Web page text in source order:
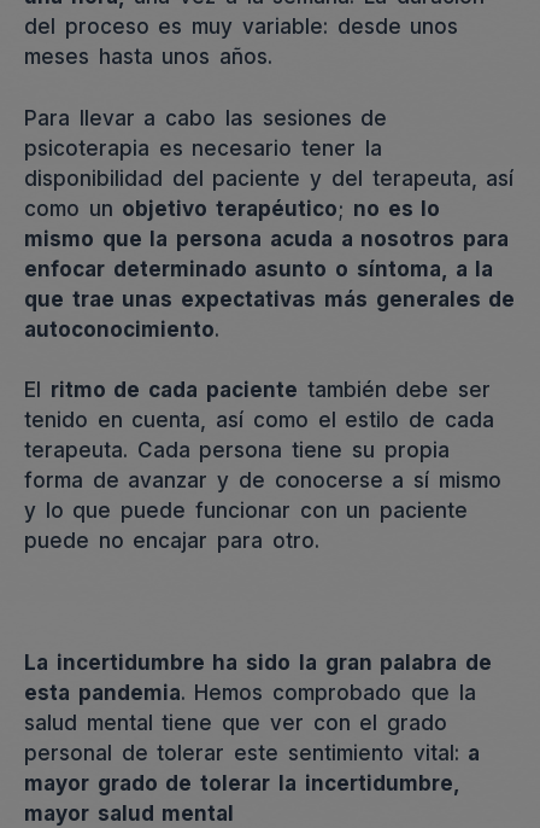
del proceso es muy variable: desde unos
meses hasta unos años.
Para llevar a cabo las sesiones de
psicoterapia es necesario tener la
disponibilidad del paciente y del terapeuta, así
como un objetivo terapéutico; no es lo
mismo que la persona acuda a nosotros para
enfocar determinado asunto o síntoma, a la
que trae unas expectativas más generales de
autoconocimiento.
El ritmo de cada paciente también debe ser
tenido en cuenta, así como el estilo de cada
terapeuta. Cada persona tiene su propia
forma de avanzar y de conocerse a sí mismo
y lo que puede funcionar con un paciente
puede no encajar para otro.
La incertidumbre ha sido la gran palabra de
esta pandemia. Hemos comprobado que la
salud mental tiene que ver con el grado
personal de tolerar este sentimiento vital: a
mayor grado de tolerar la incertidumbre,
mayor salud mental